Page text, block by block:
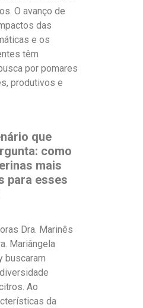
O avanço de
das
e os
têm
por pomares
produtivos e
que
como
mais
para esses
Dra. Marinês
Mariângela
buscaram
Ao
da